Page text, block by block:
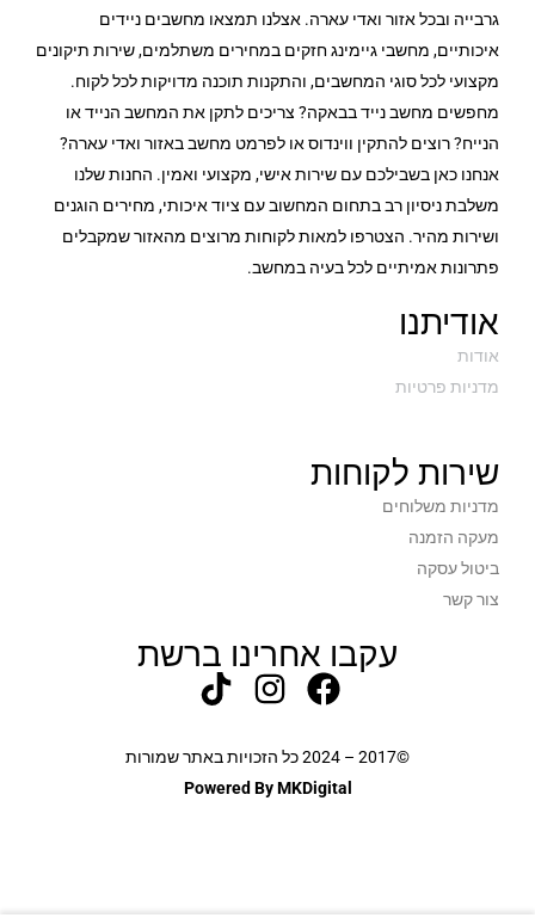
גרבייה ובכל אזור ואדי עארה. אצלנו תמצאו מחשבים ניידים
איכותיים, מחשבי גיימינג חזקים במחירים משתלמים, שירות תיקונים
מקצועי לכל סוגי המחשבים, והתקנות תוכנה מדויקות לכל לקוח.
מחפשים מחשב נייד בבאקה? צריכים לתקן את המחשב הנייד או
הנייח? רוצים להתקין ווינדוס או לפרמט מחשב באזור ואדי עארה?
אנחנו כאן בשבילכם עם שירות אישי, מקצועי ואמין. החנות שלנו
משלבת ניסיון רב בתחום המחשוב עם ציוד איכותי, מחירים הוגנים
ושירות מהיר. הצטרפו למאות לקוחות מרוצים מהאזור שמקבלים
פתרונות אמיתיים לכל בעיה במחשב.
אודיתנו
אודות
מדניות פרטיות
שירות לקוחות
מדניות משלוחים
מעקה הזמנה
ביטול עסקה
צור קשר
עקבו אחרינו ברשת
©2017 – 2024 כל הזכויות באתר שמורות
Powered By MKDigital